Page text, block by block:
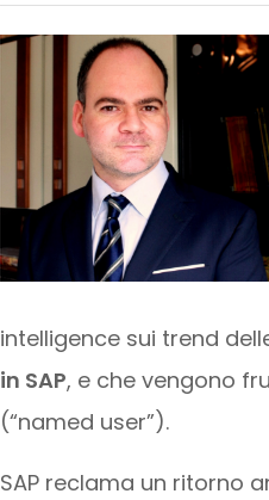
intelligence sui trend
in SAP, e che vengono
(“named user”).
SAP reclama un ritorno